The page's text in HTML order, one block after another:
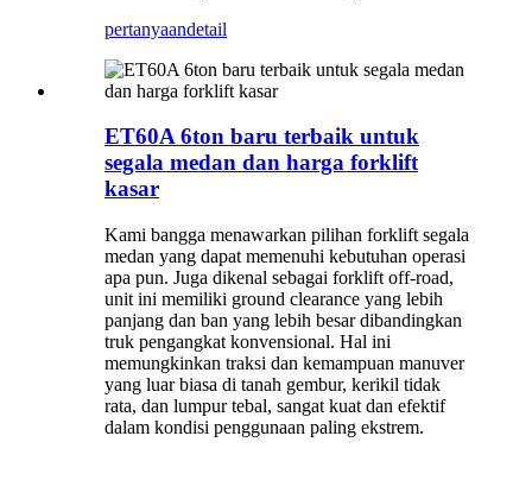
pertanyaandetail
ET60A 6ton baru terbaik untuk
segala medan dan harga forklift
kasar
Kami bangga menawarkan pilihan forklift segala
medan yang dapat memenuhi kebutuhan operasi
apa pun. Juga dikenal sebagai forklift off-road,
unit ini memiliki ground clearance yang lebih
panjang dan ban yang lebih besar dibandingkan
truk pengangkat konvensional. Hal ini
memungkinkan traksi dan kemampuan manuver
yang luar biasa di tanah gembur, kerikil tidak
rata, dan lumpur tebal, sangat kuat dan efektif
dalam kondisi penggunaan paling ekstrem.